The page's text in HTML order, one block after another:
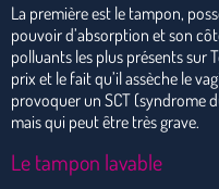
La première est le tampon,
pouvoir d’absorption et son
polluants les plus présents sur
prix et le fait qu’il assèche le
provoquer un SCT (syndrome
mais qui peut être très grave.
Le tampon lavable